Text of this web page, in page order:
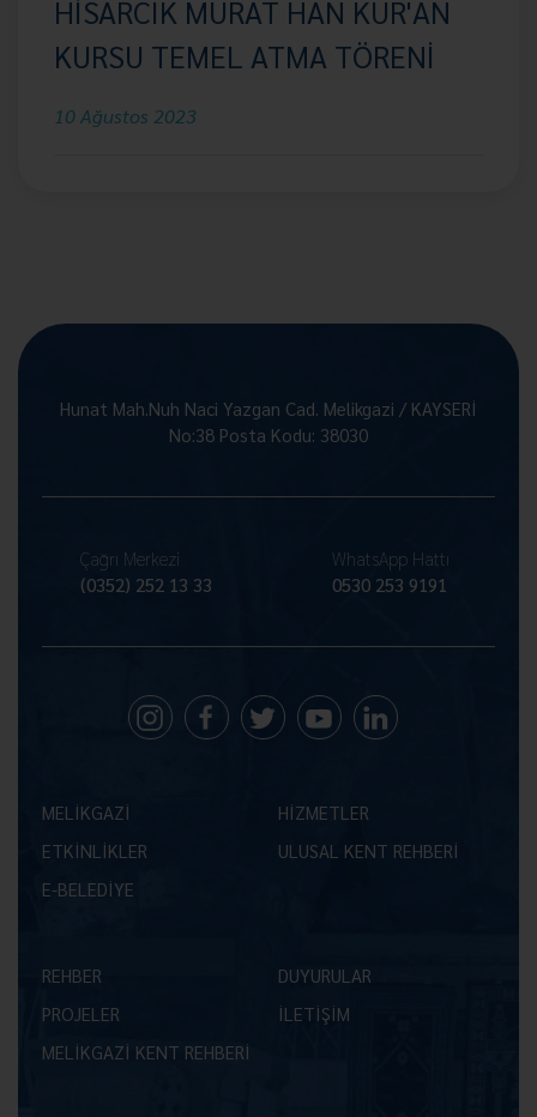
HİSARCIK MURAT HAN KUR'AN
KURSU TEMEL ATMA TÖRENİ
10 Ağustos 2023
Hunat Mah.Nuh Naci Yazgan Cad. Melikgazi / KAYSERİ
No:38 Posta Kodu: 38030
Çağrı Merkezi
(0352) 252 13 33
WhatsApp Hattı
0530 253 9191
MELİKGAZİ
HİZMETLER
ETKİNLİKLER
ULUSAL KENT REHBERİ
E-BELEDİYE
REHBER
DUYURULAR
PROJELER
İLETİŞİM
MELİKGAZİ KENT REHBERİ